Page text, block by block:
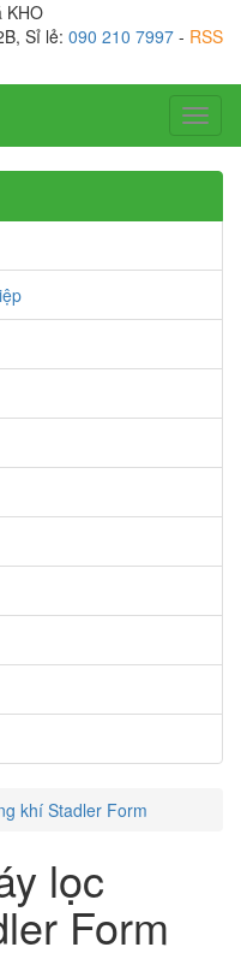
KHO
Sỉ lẻ: 090 210 7997 - RSS
khí Stadler Form
lọc
Form